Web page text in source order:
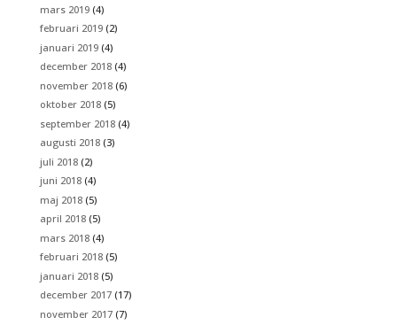
mars 2019(4)
februari 2019(2)
januari 2019(4)
december 2018(4)
november 2018(6)
oktober 2018(5)
september 2018(4)
augusti 2018(3)
juli 2018(2)
juni 2018(4)
maj 2018(5)
april 2018(5)
mars 2018(4)
februari 2018(5)
januari 2018(5)
december 2017(17)
november 2017(7)